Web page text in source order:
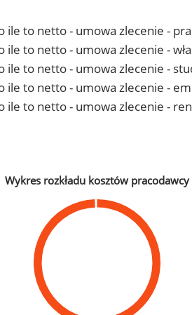
ile to netto - umowa zlecenie -
ile to netto - umowa zlecenie -
ile to netto - umowa zlecenie -
ile to netto - umowa zlecenie -
ile to netto - umowa zlecenie -
Wykres rozkładu kosztów pracodawcy